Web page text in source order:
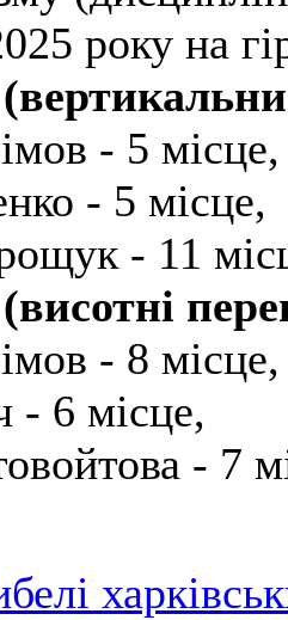
року на
- 5 місце,
- 5 місце,
- 11
- 8 місце,
- 6 місце,
- 7